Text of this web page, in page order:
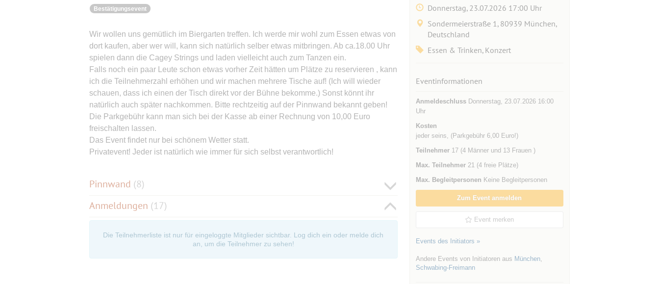
Bestätigungsevent
Wir wollen uns gemütlich im Biergarten treffen. Ich werde mir wohl zum Essen etwas von
dort kaufen, aber wer will, kann sich natürlich selber etwas mitbringen. Ab ca.18.00 Uhr
spielen dann die Cagey Strings und laden vielleicht auch zum Tanzen ein.
Falls noch ein paar Leute schon etwas vorher Zeit hätten um Plätze zu reservieren , kann
ich die Teilnehmerzahl erhöhen und wir machen mehrere Tische auf! (Ich will wieder
schauen, dass ich einen der Tisch direkt vor der Bühne bekomme.) Sonst könnt ihr
natürlich auch später nachkommen. Bitte rechtzeitig auf der Pinnwand bekannt geben!
Die Parkgebühr kann man sich bei der Kasse ab einer Rechnung von 10,00 Euro
freischalten lassen.
Das Event findet nur bei schönem Wetter statt.
Privatevent! Jeder ist natürlich wie immer für sich selbst verantwortlich!
Pinnwand (8)
Anmeldungen (17)
Die Teilnehmerliste ist nur für eingeloggte Mitglieder sichtbar. Log dich ein oder melde dich
an, um die Teilnehmer zu sehen!
Donnerstag, 23.07.2026 17:00 Uhr
Sondermeierstraße 1, 80939 München,
Deutschland
Essen & Trinken, Konzert
Eventinformationen
AnmeldeschlussDonnerstag, 23.07.2026 16:00
Uhr
Kosten
jeder seins, (Parkgebühr 6,00 Euro!)
Teilnehmer17 (4 Männer und 13 Frauen )
Max. Teilnehmer21 (4 freie Plätze)
Max. Begleitpersonen Keine Begleitpersonen
Zum Event anmelden
Event merken
Events des Initiators »
Andere Events von Initiatoren aus München,
Schwabing-Freimann